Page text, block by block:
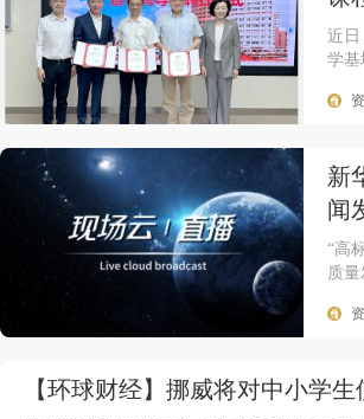
近日
学基
新
闻
“高
质
【环球财经】挪威将对中小学